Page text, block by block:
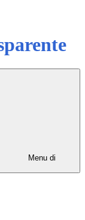
Menu di